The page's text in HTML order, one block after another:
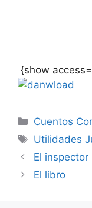
{show
Categories
Cuentos
Tags
Utilidades
El inspector
El libro